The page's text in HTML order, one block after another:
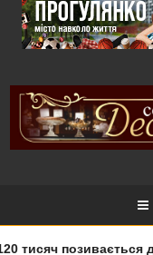
тисяч позивається